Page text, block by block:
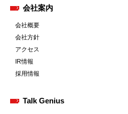
会社案内
会社概要
会社方針
アクセス
IR情報
採用情報
Talk Genius